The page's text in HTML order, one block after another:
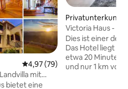
Durchschnittliche Bewertung:
4,97 (79)
mit
bietet eine
Privatunterkunft
Victoria Haus -
Gate
Dies ist einer der
Das Hotel liegt in
etwa 20 Minuten
und nur 1 km